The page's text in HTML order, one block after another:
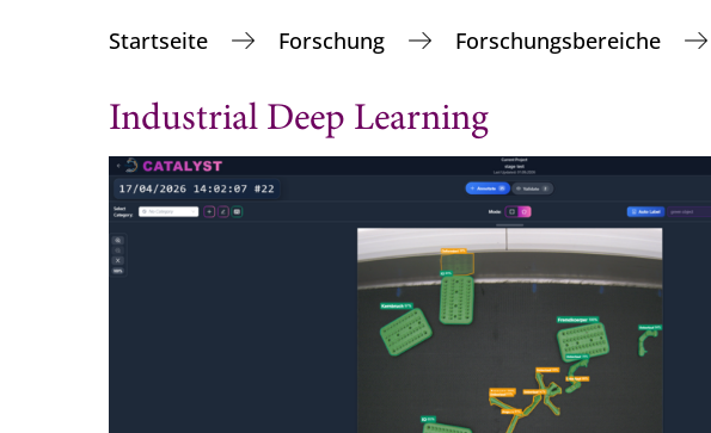
Startseite Forschung Forschungsbereiche
Industrial Deep Learning